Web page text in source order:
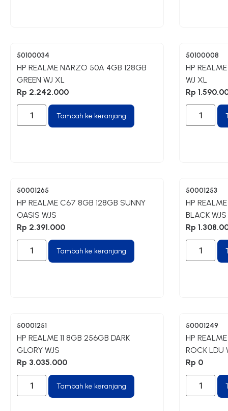
50100034
HP REALME NARZO 50A 4GB 128GB
GREEN WJ XL
Rp 2.242.000
Tambah ke keranjang
50100008
HP
WJ XL
Rp
50001265
HP REALME C67 8GB 128GB SUNNY
OASIS WJS
Rp 2.391.000
Tambah ke keranjang
50001253
HP
BLACK WJS
Rp
50001251
HP REALME 11 8GB 256GB DARK
GLORY WJS
Rp 3.035.000
Tambah ke keranjang
50001249
HP
ROCK LDU
Rp 0